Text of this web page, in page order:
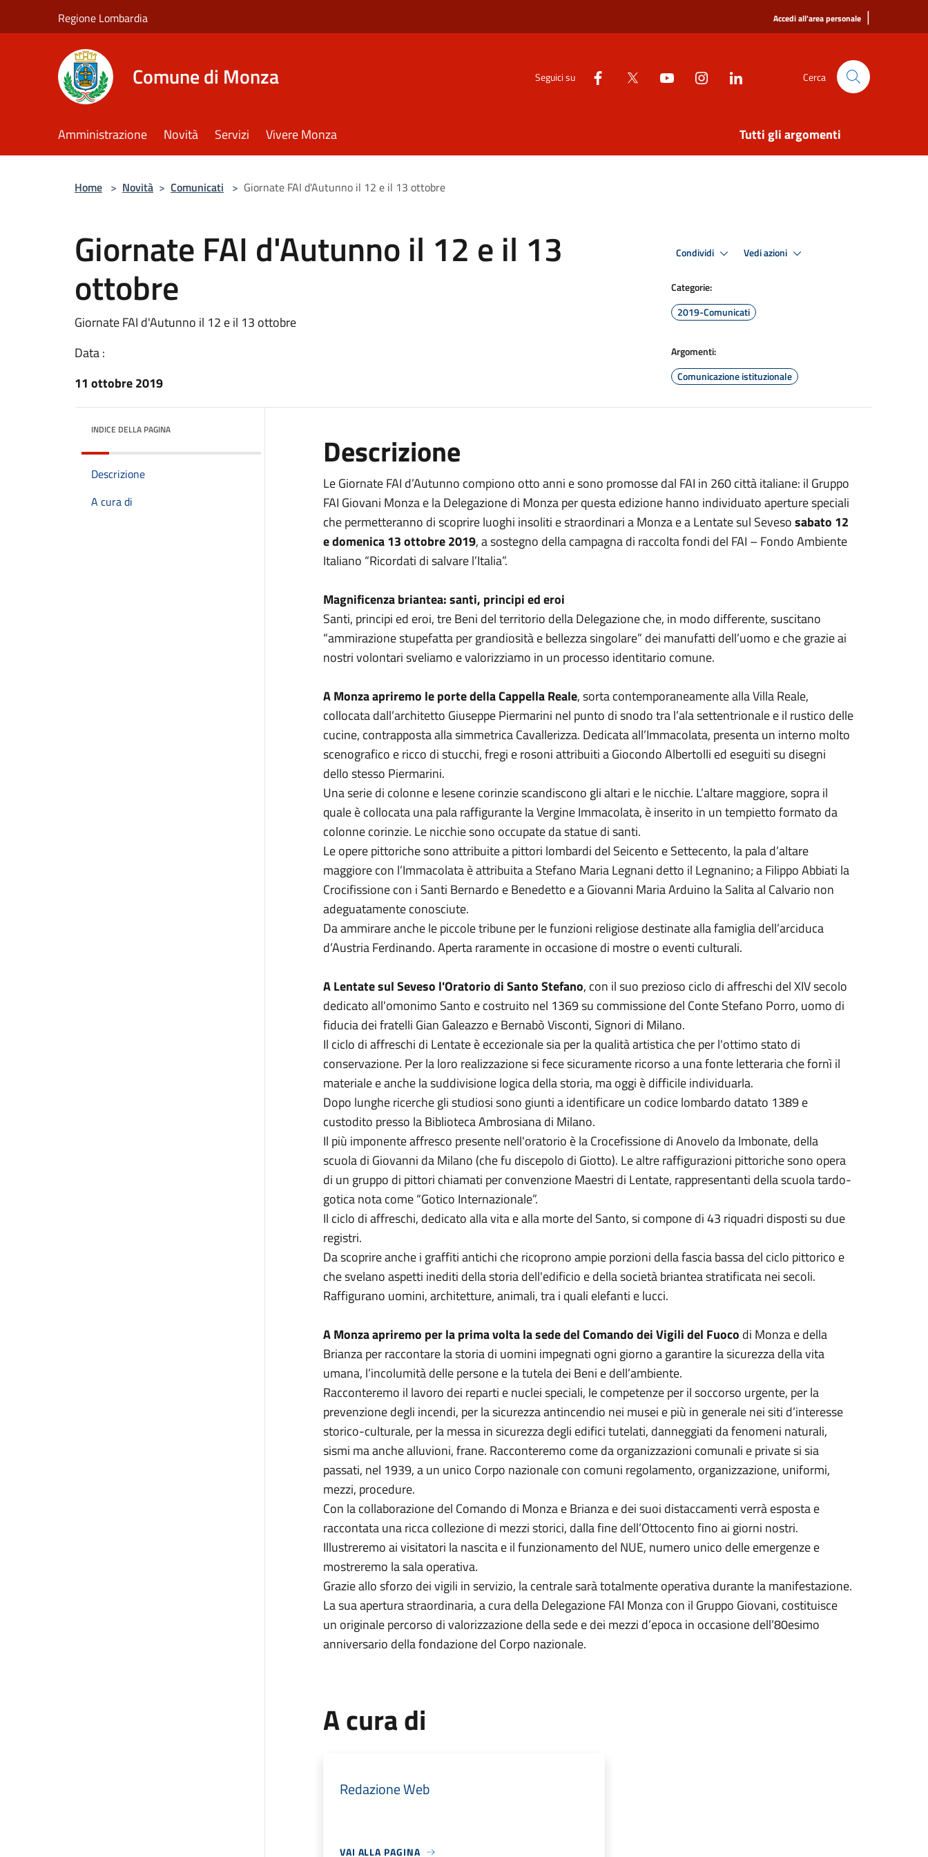
Regione Lombardia Accedi all'area personale |
Comune di Monza Seguici su Cerca
Amministrazione Novità Servizi Vivere Monza Tutti gli argomenti
Home > Novità > Comunicati > Giornate FAI d'Autunno il 12 e il 13 ottobre
Giornate FAI d'Autunno il 12 e il 13
ottobre
Giornate FAI d'Autunno il 12 e il 13 ottobre
Data :
11 ottobre 2019
Condividi Vedi azioni
Categorie:
2019-Comunicati
Argomenti:
Comunicazione istituzionale
INDICE DELLA PAGINA
Descrizione
A cura di
Descrizione
Le Giornate FAI d’Autunno compiono otto anni e sono promosse dal FAI in 260 città italiane: il Gruppo
FAI Giovani Monza e la Delegazione di Monza per questa edizione hanno individuato aperture speciali
che permetteranno di scoprire luoghi insoliti e straordinari a Monza e a Lentate sul Sevesosabato 12
e domenica 13 ottobre 2019, a sostegno della campagna di raccolta fondi del FAI – Fondo Ambiente
Italiano “Ricordati di salvare l’Italia”.
Magnificenza briantea: santi, principi ed eroi
Santi, principi ed eroi, tre Beni del territorio della Delegazione che, in modo differente, suscitano
“ammirazione stupefatta per grandiosità e bellezza singolare” dei manufatti dell’uomo e che grazie ai
nostri volontari sveliamo e valorizziamo in un processo identitario comune.
A Monza apriremo le porte della Cappella Reale, sorta contemporaneamente alla Villa Reale,
collocata dall’architetto Giuseppe Piermarini nel punto di snodo tra l’ala settentrionale e il rustico delle
cucine, contrapposta alla simmetrica Cavallerizza. Dedicata all’Immacolata, presenta un interno molto
scenografico e ricco di stucchi, fregi e rosoni attribuiti a Giocondo Albertolli ed eseguiti su disegni
dello stesso Piermarini.
Una serie di colonne e lesene corinzie scandiscono gli altari e le nicchie. L’altare maggiore, sopra il
quale è collocata una pala raffigurante la Vergine Immacolata, è inserito in un tempietto formato da
colonne corinzie. Le nicchie sono occupate da statue di santi.
Le opere pittoriche sono attribuite a pittori lombardi del Seicento e Settecento, la pala d’altare
maggiore con l’Immacolata è attribuita a Stefano Maria Legnani detto il Legnanino; a Filippo Abbiati la
Crocifissione con i Santi Bernardo e Benedetto e a Giovanni Maria Arduino la Salita al Calvario non
adeguatamente conosciute.
Da ammirare anche le piccole tribune per le funzioni religiose destinate alla famiglia dell’arciduca
d’Austria Ferdinando. Aperta raramente in occasione di mostre o eventi culturali.
A Lentate sul Seveso l'Oratorio di Santo Stefano, con il suo prezioso ciclo di affreschi del XIV secolo
dedicato all'omonimo Santo e costruito nel 1369 su commissione del Conte Stefano Porro, uomo di
fiducia dei fratelli Gian Galeazzo e Bernabò Visconti, Signori di Milano.
Il ciclo di affreschi di Lentate è eccezionale sia per la qualità artistica che per l'ottimo stato di
conservazione. Per la loro realizzazione si fece sicuramente ricorso a una fonte letteraria che fornì il
materiale e anche la suddivisione logica della storia, ma oggi è difficile individuarla.
Dopo lunghe ricerche gli studiosi sono giunti a identificare un codice lombardo datato 1389 e
custodito presso la Biblioteca Ambrosiana di Milano.
Il più imponente affresco presente nell'oratorio è la Crocefissione di Anovelo da Imbonate, della
scuola di Giovanni da Milano (che fu discepolo di Giotto). Le altre raffigurazioni pittoriche sono opera
di un gruppo di pittori chiamati per convenzione Maestri di Lentate, rappresentanti della scuola tardo-
gotica nota come “Gotico Internazionale”.
Il ciclo di affreschi, dedicato alla vita e alla morte del Santo, si compone di 43 riquadri disposti su due
registri.
Da scoprire anche i graffiti antichi che ricoprono ampie porzioni della fascia bassa del ciclo pittorico e
che svelano aspetti inediti della storia dell'edificio e della società briantea stratificata nei secoli.
Raffigurano uomini, architetture, animali, tra i quali elefanti e lucci.
A Monza apriremo per la prima volta la sede del Comando dei Vigili del Fuoco di Monza e della
Brianza per raccontare la storia di uomini impegnati ogni giorno a garantire la sicurezza della vita
umana, l’incolumità delle persone e la tutela dei Beni e dell’ambiente.
Racconteremo il lavoro dei reparti e nuclei speciali, le competenze per il soccorso urgente, per la
prevenzione degli incendi, per la sicurezza antincendio nei musei e più in generale nei siti d’interesse
storico-culturale, per la messa in sicurezza degli edifici tutelati, danneggiati da fenomeni naturali,
sismi ma anche alluvioni, frane. Racconteremo come da organizzazioni comunali e private si sia
passati, nel 1939, a un unico Corpo nazionale con comuni regolamento, organizzazione, uniformi,
mezzi, procedure.
Con la collaborazione del Comando di Monza e Brianza e dei suoi distaccamenti verrà esposta e
raccontata una ricca collezione di mezzi storici, dalla fine dell’Ottocento fino ai giorni nostri.
Illustreremo ai visitatori la nascita e il funzionamento del NUE, numero unico delle emergenze e
mostreremo la sala operativa.
Grazie allo sforzo dei vigili in servizio, la centrale sarà totalmente operativa durante la manifestazione.
La sua apertura straordinaria, a cura della Delegazione FAI Monza con il Gruppo Giovani, costituisce
un originale percorso di valorizzazione della sede e dei mezzi d’epoca in occasione dell’80esimo
anniversario della fondazione del Corpo nazionale.
A cura di
Redazione Web
VAI ALLA PAGINA